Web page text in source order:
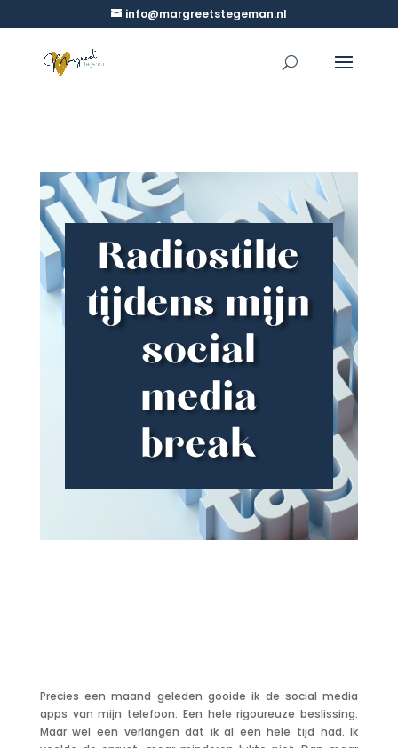
info@margreetstegeman.nl
Radiostilte
tijdens mijn
social
media
break
Precies een maand geleden gooide ik de social media
apps van mijn telefoon. Een hele rigoureuze beslissing.
Maar wel een verlangen dat ik al een hele tijd had. Ik